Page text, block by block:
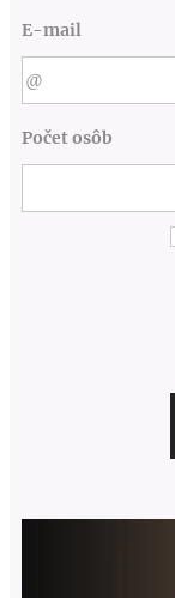
E-mail
Počet osôb